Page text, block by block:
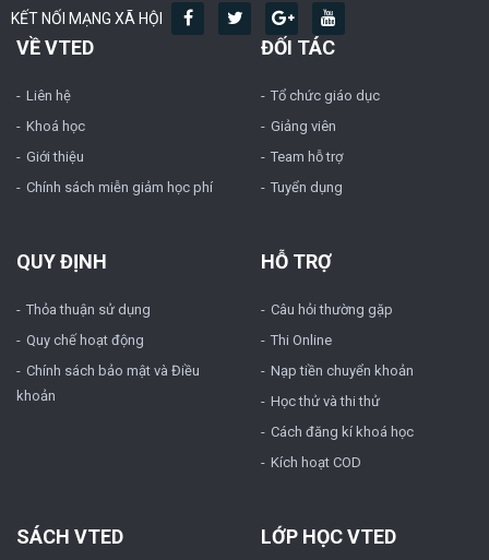
KẾT NỐI MẠNG XÃ HỘI
VỀ VTED
Liên hệ
Khoá học
Giới thiệu
Chính sách miễn giảm học phí
ĐỐI TÁC
Tổ chức giáo dục
Giảng viên
Team hỗ trợ
Tuyển dụng
QUY ĐỊNH
Thỏa thuận sử dụng
Quy chế hoạt động
Chính sách bảo mật và Điều
khoản
HỖ TRỢ
Câu hỏi thường gặp
Thi Online
Nạp tiền chuyển khoản
Học thử và thi thử
Cách đăng kí khoá học
Kích hoạt COD
SÁCH VTED LỚP HỌC VTED